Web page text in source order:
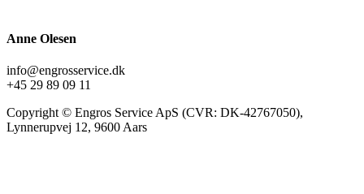
Anne Olesen
info@engrosservice.dk
+45 29 89 09 11
Copyright © Engros Service ApS (CVR: DK-42767050),
Lynnerupvej 12, 9600 Aars